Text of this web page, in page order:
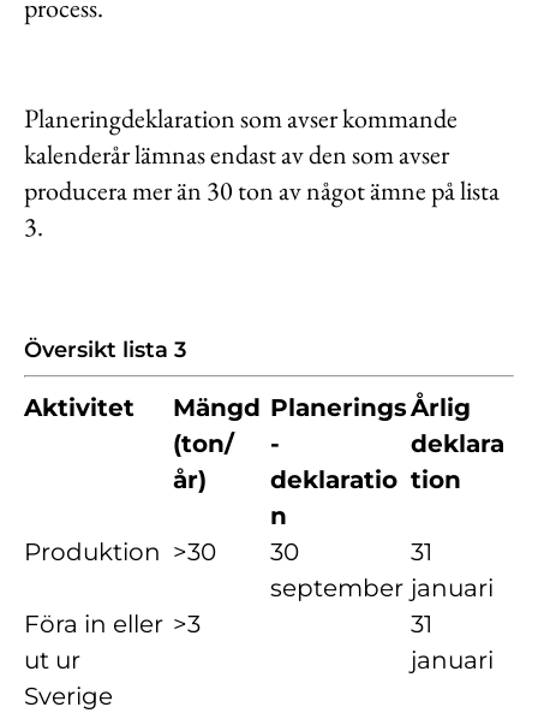
process.
Planeringdeklaration som avser kommande
kalenderår lämnas endast av den som avser
producera mer än 30 ton av något ämne på lista
3.
Översikt lista 3
Aktivitet
Mängd
(ton/
år)
Planerings
-
deklaratio
n
Årlig
deklara
tion
Produktion >30
30
september
31
januari
Föra in eller
ut ur
Sverige
>3
31
januari